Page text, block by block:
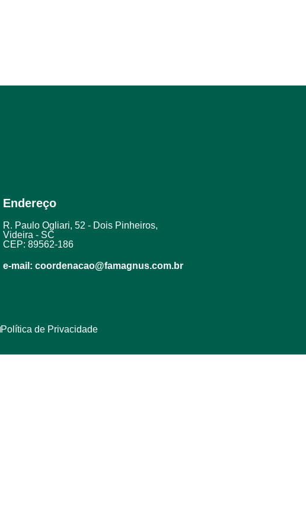
Endereço
R. Paulo Ogliari, 52 - Dois Pinheiros,
Videira - SC
CEP: 89562-186
e-mail: coordenacao@famagnus.com.br
Política de Privacidade